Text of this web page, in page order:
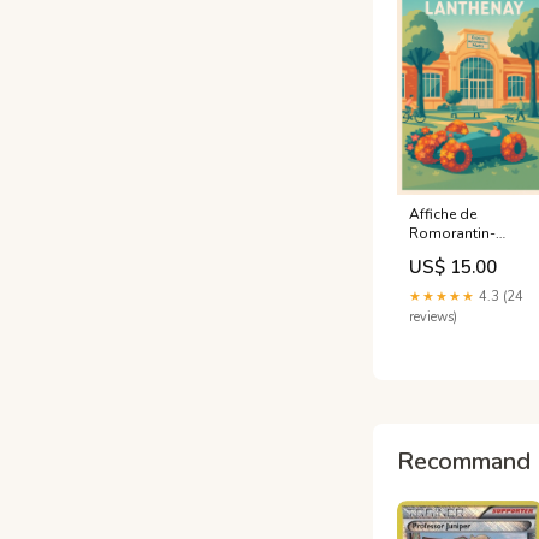
Affiche de
Romorantin-
Lanthenay -
L'élégance
automobile dans
un cadre
bucolique 31250
US$ 15.00
★★★★★ 4.3 (24
reviews)